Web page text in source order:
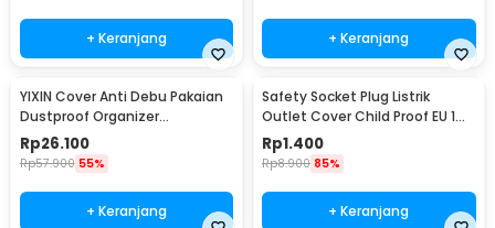
+ Keranjang + Keranjang
YIXIN Cover Anti Debu Pakaian
Dustproof Organizer
60x30x110cm - PEVA
Rp26.100
Rp57.900 55%
+ Keranjang
Safety Socket Plug Listrik
Outlet Cover Child Proof EU 1
PCS
Rp1.400
Rp8.900 85%
+ Keranjang